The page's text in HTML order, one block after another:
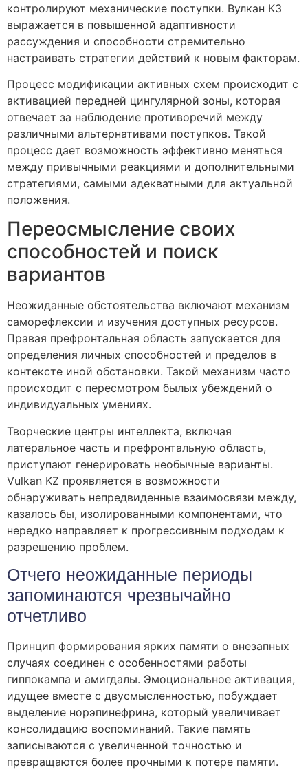
контролируют механические поступки. Вулкан КЗ
выражается в повышенной адаптивности
рассуждения и способности стремительно
настраивать стратегии действий к новым факторам.
Процесс модификации активных схем происходит с
активацией передней цингулярной зоны, которая
отвечает за наблюдение противоречий между
различными альтернативами поступков. Такой
процесс дает возможность эффективно меняться
между привычными реакциями и дополнительными
стратегиями, самыми адекватными для актуальной
положения.
Переосмысление своих
способностей и поиск
вариантов
Неожиданные обстоятельства включают механизм
саморефлексии и изучения доступных ресурсов.
Правая префронтальная область запускается для
определения личных способностей и пределов в
контексте иной обстановки. Такой механизм часто
происходит с пересмотром былых убеждений о
индивидуальных умениях.
Творческие центры интеллекта, включая
латеральное часть и префронтальную область,
приступают генерировать необычные варианты.
Vulkan KZ проявляется в возможности
обнаруживать непредвиденные взаимосвязи между,
казалось бы, изолированными компонентами, что
нередко направляет к прогрессивным подходам к
разрешению проблем.
Отчего неожиданные периоды
запоминаются чрезвычайно
отчетливо
Принцип формирования ярких памяти о внезапных
случаях соединен с особенностями работы
гиппокампа и амигдалы. Эмоциональное активация,
идущее вместе с двусмысленностью, побуждает
выделение норэпинефрина, который увеличивает
консолидацию воспоминаний. Такие память
записываются с увеличенной точностью и
превращаются более прочными к потере памяти.